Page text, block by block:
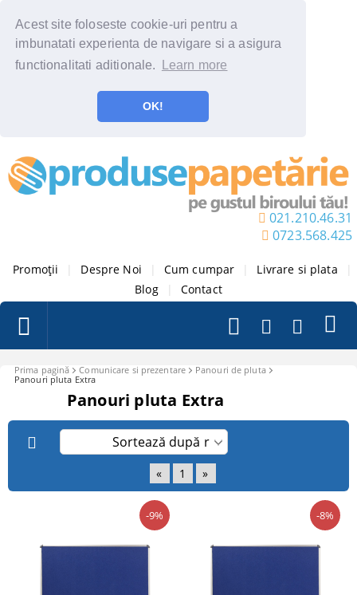
Acest site foloseste cookie-uri pentru a
imbunatati experienta de navigare si a asigura
functionalitati aditionale.
Learn more
OK!
021.210.46.31
0723.568.425
Promoții Despre Noi Cum cumpar Livrare si plata
Blog
Contact
Prima pagină Comunicare si prezentare
Panouri de pluta
Panouri pluta Extra
Panouri pluta Extra
« 1 »
-9% -8%